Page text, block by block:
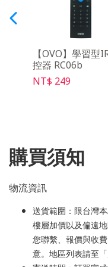
【OVO】學習型
控器 RC06b
NT$ 249
購買須知
物流資訊
送貨範圍：限台灣
樓層加價以及偏遠
您聯繫、報價與收
意。地區列表請至「